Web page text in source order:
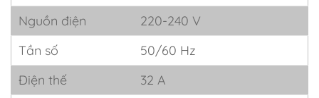
Nguồn điện
220-240 V
Tần số
50/60 Hz
Điện thế
32 A